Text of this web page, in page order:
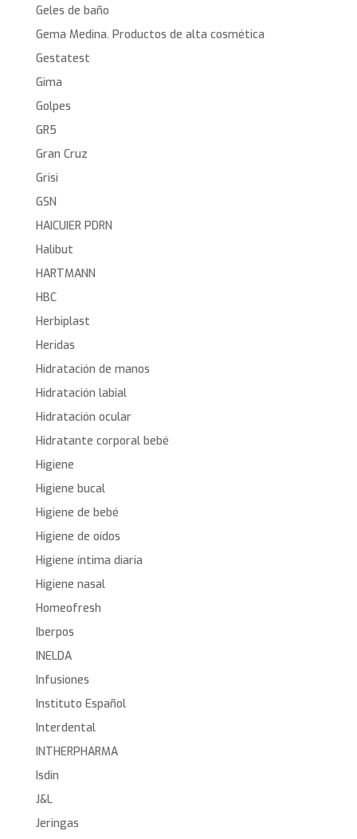
Geles de baño
Gema Medina. Productos de alta cosmética
Gestatest
Gima
Golpes
GR5
Gran Cruz
Grisi
GSN
HAICUIER PDRN
Halibut
HARTMANN
HBC
Herbiplast
Heridas
Hidratación de manos
Hidratación labial
Hidratación ocular
Hidratante corporal bebé
Higiene
Higiene bucal
Higiene de bebé
Higiene de oídos
Higiene íntima diaria
Higiene nasal
Homeofresh
Iberpos
INELDA
Infusiones
Instituto Español
Interdental
INTHERPHARMA
Isdin
J&L
Jeringas